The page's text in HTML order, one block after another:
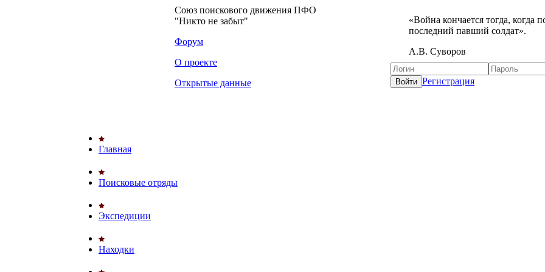
Союз поискового движения ПФО
"Никто не забыт"
Форум
О проекте
Открытые данные
«Война кончается тогда, когда
последний павший солдат».
А.В. Суворов
Регистрация
Главная
Поисковые отряды
Экспедиции
Находки